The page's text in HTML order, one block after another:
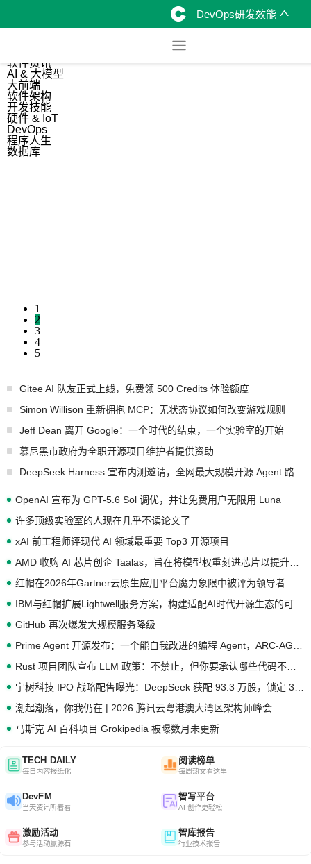
DevOps研发效能
软件资讯
AI & 大模型
大前端
软件架构
开发技能
硬件 & IoT
DevOps
程序人生
数据库
1
2
3
4
5
Gitee AI 队友正式上线，免费领 500 Credits 体验额度
Simon Willison 重新拥抱 MCP：无状态协议如何改变游戏规则
Jeff Dean 离开 Google：一个时代的结束，一个实验室的开始
慕尼黑市政府为全职开源项目维护者提供资助
OpenAI 宣布为 GPT-5.6 Sol 调优，并让免费用户无限用 Luna
许多顶级实验室的人现在几乎不读论文了
xAI 前工程师评现代 AI 领域最重要 Top3 开源项目
红帽在2026年Gartner云原生应用平台魔力象限中被评为领导者
GitHub 再次爆发大规模服务降级
潮起潮落，你我仍在 | 2026 腾讯云粤港澳大湾区架构师峰会
马斯克 AI 百科项目 Grokipedia 被曝数月未更新
TECH DAILY
每日内容报纸化
阅读榜单
每周热文看这里
DevFM
当天资讯听着看
智写平台
AI 创作更轻松
激励活动
参与活动赢源石
智库报告
行业技术报告